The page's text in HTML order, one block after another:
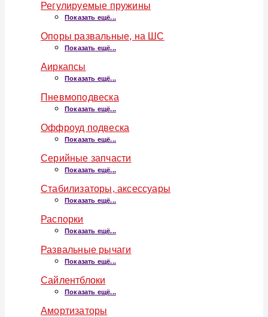
Регулируемые пружины
Показать ещё...
Опоры развальные, на ШС
Показать ещё...
Аиркапсы
Показать ещё...
Пневмоподвеска
Показать ещё...
Оффроуд подвеска
Показать ещё...
Серийные запчасти
Показать ещё...
Стабилизаторы, аксессуары
Показать ещё...
Распорки
Показать ещё...
Развальные рычаги
Показать ещё...
Сайлентблоки
Показать ещё...
Амортизаторы